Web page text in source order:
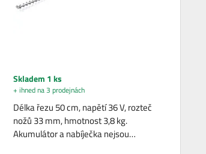
Skladem 1 ks
+ ihned na 3 prodejnách
Délka řezu 50 cm, napětí 36 V, rozteč
nožů 33 mm, hmotnost 3,8 kg.
Akumulátor a nabíječka nejsou…